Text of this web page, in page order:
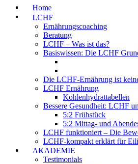
Home
LCHF
Ernährungscoaching
Beratung
LCHF – Was ist das?
Basiswissen: Die LCHF
Die LCHF-Ernährung ist
LCHF Ernährung
Kohlenhydrattabellen
Bessere Gesundheit: LCHF
5:2 Frühstück
5:2 Mittag- und
LCHF funktioniert – Die
LCHF-kompakt erklärt für
AKADEMIE
Testimonials